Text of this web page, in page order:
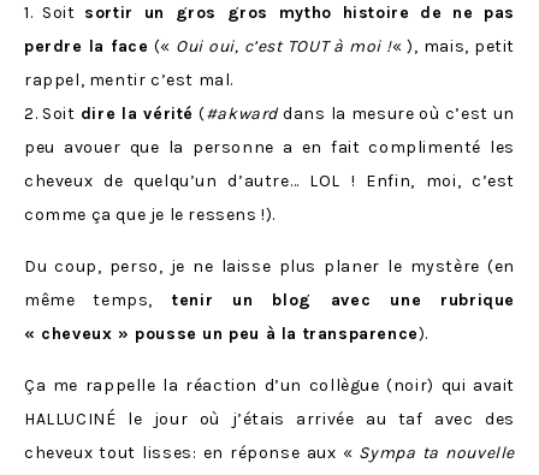
1. Soit sortir un gros gros mytho histoire de ne pas
perdre la face (« Oui oui, c’est TOUT à moi !« ), mais, petit
rappel, mentir c’est mal.
2. Soit dire la vérité (#akwarddans la mesure où c’est un
peu avouer que la personne a en fait complimenté les
cheveux de quelqu’un d’autre… LOL ! Enfin, moi, c’est
comme ça que je le ressens !).
Du coup, perso, je ne laisse plus planer le mystère (en
même temps, tenir un blog avec une rubrique
« cheveux » pousse un peu à la transparence).
Ça me rappelle la réaction d’un collègue (noir) qui avait
HALLUCINÉ le jour où j’étais arrivée au taf avec des
cheveux tout lisses: en réponse aux « Sympa ta nouvelle